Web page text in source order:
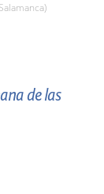
de las